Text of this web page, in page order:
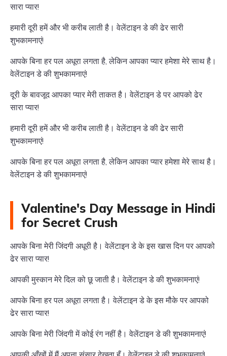
सारा प्यार!
हमारी दूरी हमें और भी करीब लाती है। वेलेंटाइन डे की ढेर सारी
शुभकामनाएं!
आपके बिना हर पल अधूरा लगता है, लेकिन आपका प्यार हमेशा मेरे साथ है।
वेलेंटाइन डे की शुभकामनाएं!
दूरी के बावजूद आपका प्यार मेरी ताकत है। वेलेंटाइन डे पर आपको ढेर
सारा प्यार!
हमारी दूरी हमें और भी करीब लाती है। वेलेंटाइन डे की ढेर सारी
शुभकामनाएं!
आपके बिना हर पल अधूरा लगता है, लेकिन आपका प्यार हमेशा मेरे साथ है।
वेलेंटाइन डे की शुभकामनाएं!
Valentine's Day Message in Hindi
for Secret Crush
आपके बिना मेरी जिंदगी अधूरी है। वेलेंटाइन डे के इस खास दिन पर आपको
ढेर सारा प्यार!
आपकी मुस्कान मेरे दिल को छू जाती है। वेलेंटाइन डे की शुभकामनाएं!
आपके बिना हर पल अधूरा लगता है। वेलेंटाइन डे के इस मौके पर आपको
ढेर सारा प्यार!
आपके बिना मेरी जिंदगी में कोई रंग नहीं है। वेलेंटाइन डे की शुभकामनाएं!